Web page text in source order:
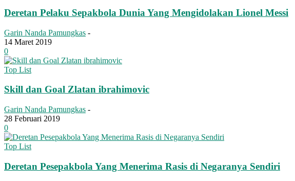
Deretan Pelaku Sepakbola Dunia Yang Mengidolakan Lionel Messi
Garin Nanda Pamungkas -
14 Maret 2019
0
Top List
Skill dan Goal Zlatan ibrahimovic
Garin Nanda Pamungkas -
28 Februari 2019
0
Top List
Deretan Pesepakbola Yang Menerima Rasis di Negaranya Sendiri